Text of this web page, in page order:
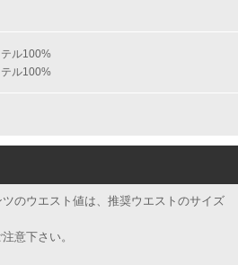
ル100%
ル100%
のウエスト値は、推奨ウエストのサイズ
意下さい。